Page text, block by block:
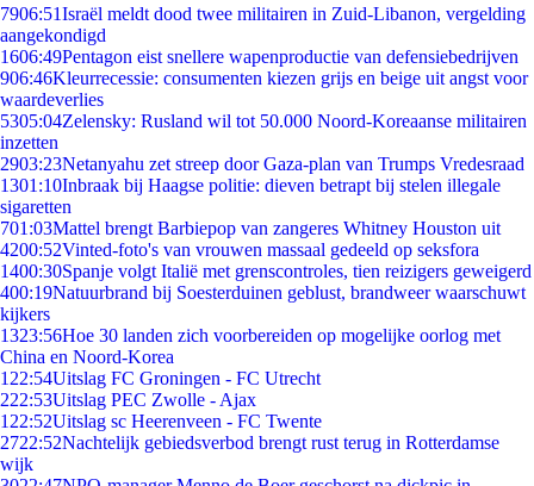
7906:51Israël meldt dood twee militairen in Zuid-Libanon, vergelding
aangekondigd
1606:49Pentagon eist snellere wapenproductie van defensiebedrijven
906:46Kleurrecessie: consumenten kiezen grijs en beige uit angst voor
waardeverlies
5305:04Zelensky: Rusland wil tot 50.000 Noord-Koreaanse militairen
inzetten
2903:23Netanyahu zet streep door Gaza-plan van Trumps Vredesraad
1301:10Inbraak bij Haagse politie: dieven betrapt bij stelen illegale
sigaretten
701:03Mattel brengt Barbiepop van zangeres Whitney Houston uit
4200:52Vinted-foto's van vrouwen massaal gedeeld op seksfora
1400:30Spanje volgt Italië met grenscontroles, tien reizigers geweigerd
400:19Natuurbrand bij Soesterduinen geblust, brandweer waarschuwt
kijkers
1323:56Hoe 30 landen zich voorbereiden op mogelijke oorlog met
China en Noord-Korea
1 22:54Uitslag FC Groningen - FC Utrecht
222:53Uitslag PEC Zwolle - Ajax
1 22:52Uitslag sc Heerenveen - FC Twente
2722:52Nachtelijk gebiedsverbod brengt rust terug in Rotterdamse
wijk